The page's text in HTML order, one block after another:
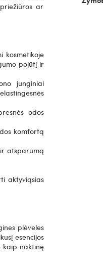
ar
kosmetikoje
pojūtį ir
junginiai
odos
komfortą
atsparumą
aktyviąsias
plėveles
esencijos
kaip naktinę